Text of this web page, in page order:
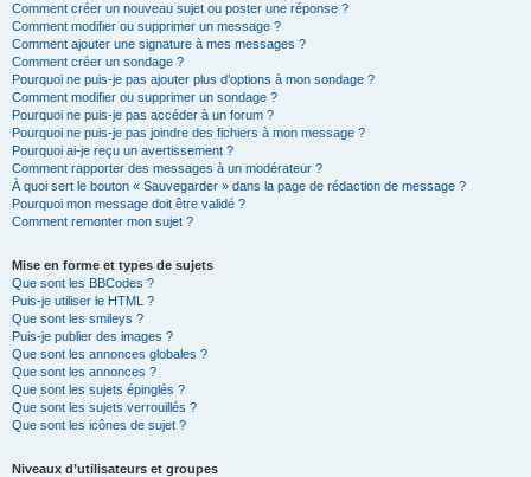
Comment créer un nouveau sujet ou poster une réponse ?
Comment modifier ou supprimer un message ?
Comment ajouter une signature à mes messages ?
Comment créer un sondage ?
Pourquoi ne puis-je pas ajouter plus d’options à mon sondage ?
Comment modifier ou supprimer un sondage ?
Pourquoi ne puis-je pas accéder à un forum ?
Pourquoi ne puis-je pas joindre des fichiers à mon message ?
Pourquoi ai-je reçu un avertissement ?
Comment rapporter des messages à un modérateur ?
À quoi sert le bouton « Sauvegarder » dans la page de rédaction de message ?
Pourquoi mon message doit être validé ?
Comment remonter mon sujet ?
Mise en forme et types de sujets
Que sont les BBCodes ?
Puis-je utiliser le HTML ?
Que sont les smileys ?
Puis-je publier des images ?
Que sont les annonces globales ?
Que sont les annonces ?
Que sont les sujets épinglés ?
Que sont les sujets verrouillés ?
Que sont les icônes de sujet ?
Niveaux d’utilisateurs et groupes